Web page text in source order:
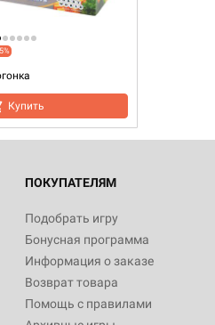
Купить
ПОКУПАТЕЛЯМ
Подобрать игру
Бонусная программа
Информация о заказе
Возврат товара
Помощь с правилами